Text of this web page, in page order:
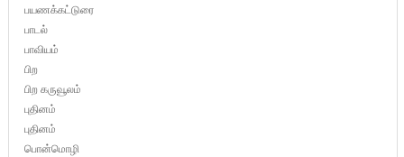
பயணக்கட்டுரை
பாடல்
பாவியம்
பிற
பிற கருவூலம்
புதினம்
புதினம்
பொன்மொழி